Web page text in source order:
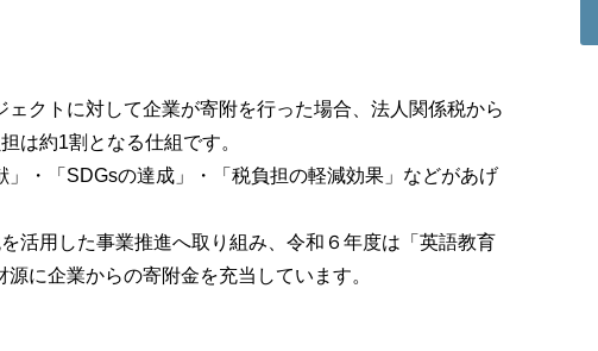
クトに対して企業が寄附を行った場合、法人関係税から
は約1割となる仕組です。
・「SDGsの達成」・「税負担の軽減効果」などがあげ
活用した事業推進へ取り組み、令和６年度は「英語教育
に企業からの寄附金を充当しています。